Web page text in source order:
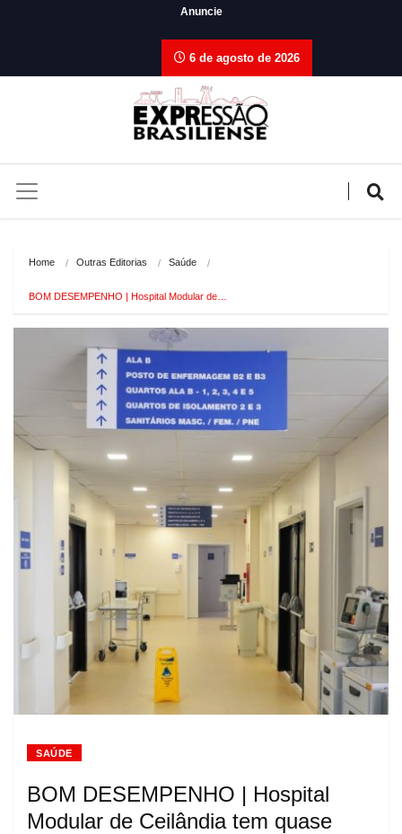
Anuncie
6 de agosto de 2026
Home Outras Editorias Saúde
BOM DESEMPENHO | Hospital Modular de…
SAÚDE
BOM DESEMPENHO | Hospital
Modular de Ceilândia tem quase